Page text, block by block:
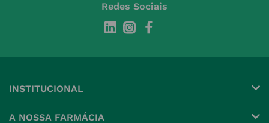
Redes Sociais
INSTITUCIONAL
A NOSSA FARMÁCIA